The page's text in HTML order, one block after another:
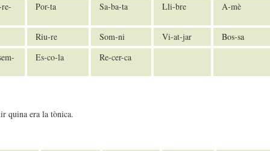
Por-ta Sa-ba-ta Lli-bre A-mè
Riu-re Som-ni Vi-at-jar
Bos-sa
Es-co-la Re-cer-ca
quina era la tònica.